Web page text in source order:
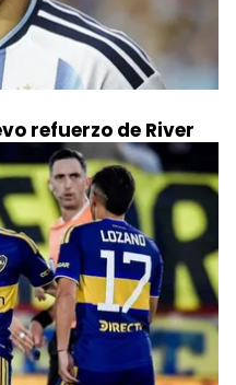
refuerzo de River